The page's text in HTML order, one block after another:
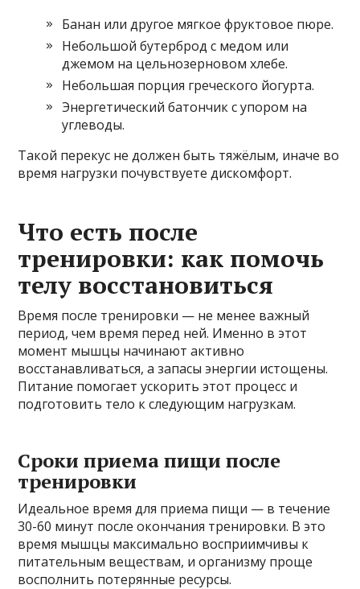
Банан или другое мягкое фруктовое пюре.
Небольшой бутерброд с медом или
джемом на цельнозерновом хлебе.
Небольшая порция греческого йогурта.
Энергетический батончик с упором на
углеводы.
Такой перекус не должен быть тяжёлым, иначе во
время нагрузки почувствуете дискомфорт.
Что есть после
тренировки: как помочь
телу восстановиться
Время после тренировки — не менее важный
период, чем время перед ней. Именно в этот
момент мышцы начинают активно
восстанавливаться, а запасы энергии истощены.
Питание помогает ускорить этот процесс и
подготовить тело к следующим нагрузкам.
Сроки приема пищи после
тренировки
Идеальное время для приема пищи — в течение
30-60 минут после окончания тренировки. В это
время мышцы максимально восприимчивы к
питательным веществам, и организму проще
восполнить потерянные ресурсы.